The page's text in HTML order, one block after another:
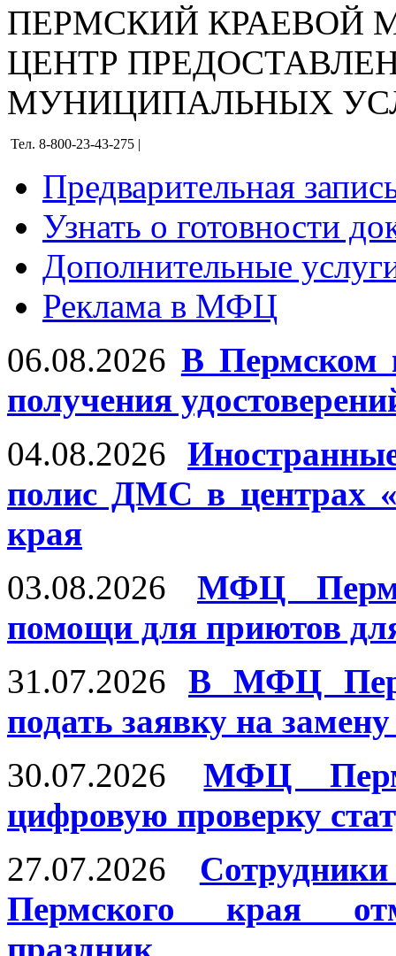
ПЕРМСКИЙ КРАЕВОЙ
ЦЕНТР
МУНИЦИПАЛЬНЫХ
Тел. 8-800-23-43-275 |
Предварительная
Узнать о готовности
Дополнительные
Реклама в МФЦ
06.08.2026 В Пермском
получения
04.08.2026
полис ДМС в центрах
края
03.08.2026
МФЦ
помощи для приютов
31.07.2026
В МФЦ
подать заявку на
30.07.2026
МФЦ
цифровую проверку
27.07.2026
Пермского края